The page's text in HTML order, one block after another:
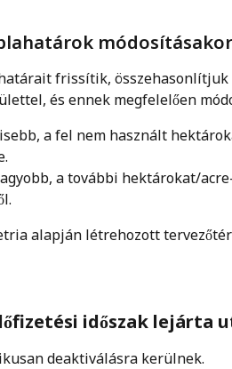
frissítik,
és ennek megfelelően
a fel nem használt
a további hektárokat/
alapján létrehozott
időszak lejárta
deaktiválásra kerülnek.